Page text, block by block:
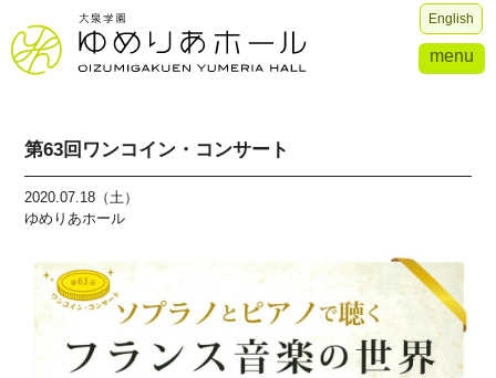
English
menu
第63回ワンコイン・コンサート
2020.07.18（土）
ゆめりあホール